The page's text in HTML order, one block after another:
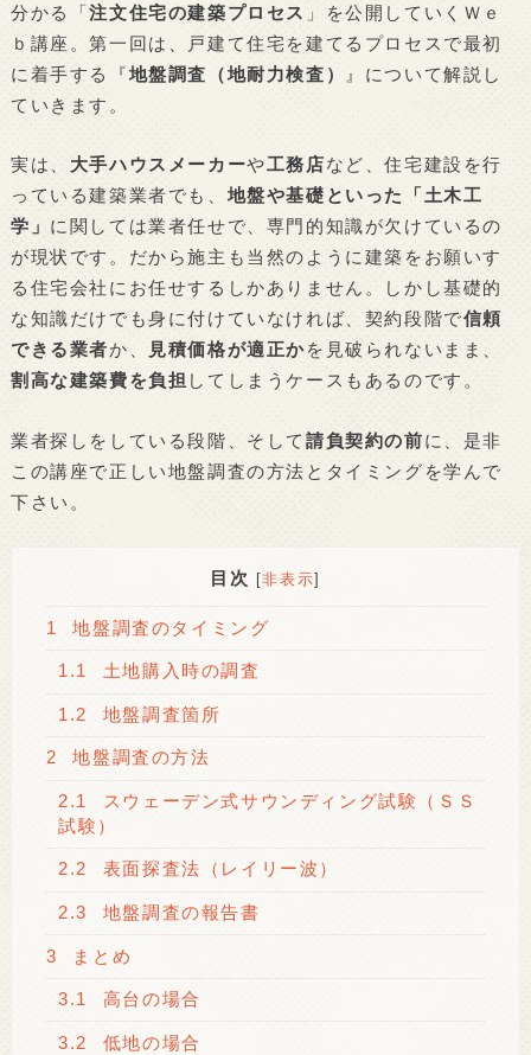
分かる「注文住宅の建築プロセス 」を公開していくＷｅ
ｂ講座。第一回は、戸建て住宅を建てるプロセスで最初
に着手する『地盤調査（地耐力検査）
』について解説し
ていきます。
実は、 大手ハウスメーカーや工務店など、住宅建設を行
っている建築業者でも、 地盤や基礎といった「土木工
学」 に関しては業者任せで、専門的知識が欠けているの
が現状です。だから施主も当然のように建築をお願いす
る住宅会社にお任せするしかありません。しかし基礎的
な知識だけでも身に付けていなければ、契約段階で信頼
できる業者か、 見積価格が適正かを見破られないまま、
割高な建築費を負担 してしまうケースもあるのです。
業者探しをしている段階、そして 請負契約の前に、是非
この講座で正しい地盤調査の方法とタイミングを学んで
下さい。
目次 [非表示]
1 地盤調査のタイミング
1.1 土地購入時の調査
1.2 地盤調査箇所
2 地盤調査の方法
2.1
スウェーデン式サウンディング試験（ＳＳ
試験）
2.2 表面探査法（レイリー波）
2.3 地盤調査の報告書
3 まとめ
3.1 高台の場合
3.2 低地の場合